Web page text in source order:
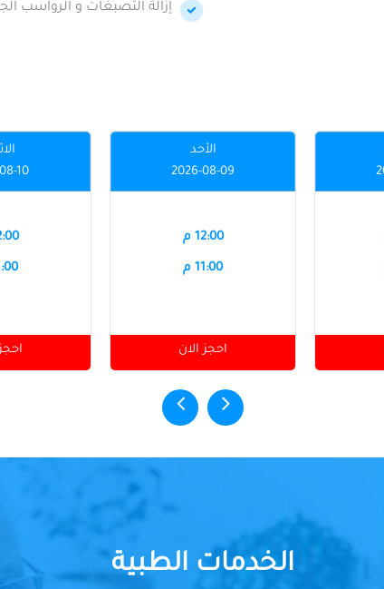
إزالة التصبغات و الرواسب
الأحد
2026-08-09
12:00 م
11:00 م
احجز الان
10
الخدمات الطبية